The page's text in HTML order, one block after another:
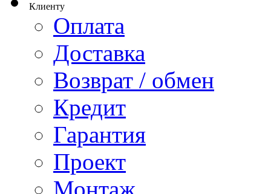
Клиенту
Оплата
Доставка
Возврат / обмен
Кредит
Гарантия
Проект
Монтаж